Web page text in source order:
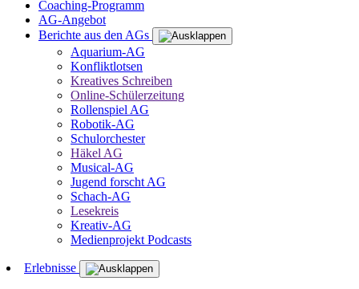
Coaching-Programm
AG-Angebot
Berichte aus den AGs
Aquarium-AG
Konfliktlotsen
Kreatives Schreiben
Online-Schülerzeitung
Rollenspiel AG
Robotik-AG
Schulorchester
Häkel AG
Musical-AG
Jugend forscht AG
Schach-AG
Lesekreis
Kreativ-AG
Medienprojekt Podcasts
Erlebnisse